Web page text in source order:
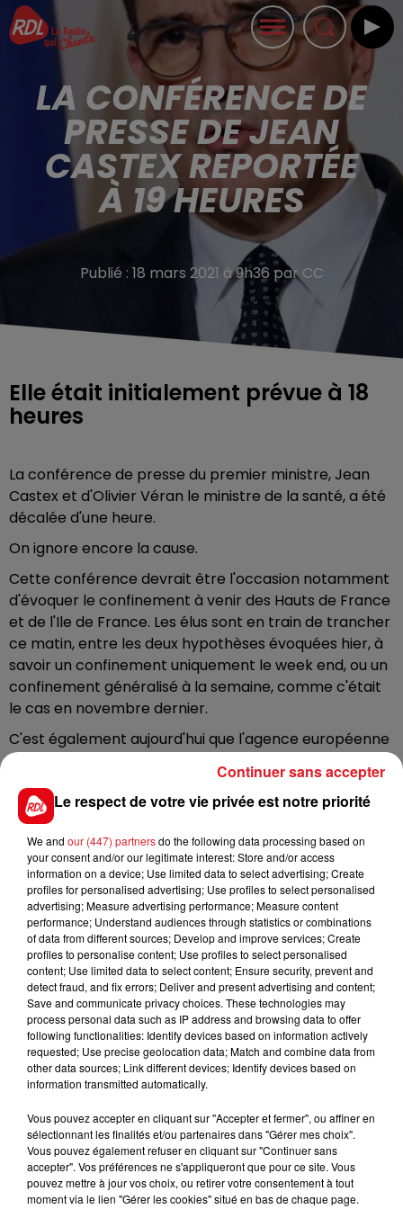
LA CONFÉRENCE DE
PRESSE DE JEAN
CASTEX REPORTÉE
À 19 HEURES
Publié : 18 mars 2021 à 9h36 par CC
Elle était initialement prévue à 18
heures
La conférence de presse du premier ministre, Jean
Castex et d'Olivier Véran le ministre de la santé, a été
décalée d'une heure.
On ignore encore la cause.
Cette conférence devrait être l'occasion notamment
d'évoquer le confinement à venir des Hauts de France
et de l'Ile de France. Les élus sont en train de trancher
ce matin, entre les deux hypothèses évoquées hier, à
savoir un confinement uniquement le week end, ou un
confinement généralisé à la semaine, comme c'était
le cas en novembre dernier.
C'est également aujourd'hui que l'agence européenne
du médicament doit rendre son avis sur le vaccin
FIL D'ACTUS
15 juillet 2026
BÉTHUNE: ENQUÊTE POUR HOMICIDE
VOLONTAIRE EN COURS, APRÈS LA...
à des prostituées
Le respect de votre vie privée est notre priorité
We and our (447) partnersdo the following data processing based on
your consent and/or our legitimate interest: Store and/or access
information on a device; Use limited data to select advertising; Create
profiles for personalised advertising; Use profiles to select personalised
advertising; Measure advertising performance; Measure content
performance; Understand audiences through statistics or combinations
of data from different sources; Develop and improve services; Create
profiles to personalise content; Use profiles to select personalised
content; Use limited data to select content; Ensure security, prevent and
detect fraud, and fix errors; Deliver and present advertising and content;
Save and communicate privacy choices. These technologies may
process personal data such as IP address and browsing data to offer
following functionalities: Identify devices based on information actively
requested; Use precise geolocation data; Match and combine data from
other data sources; Link different devices; Identify devices based on
information transmitted automatically.
Vous pouvez accepter en cliquant sur "Accepter et fermer", ou affiner en
sélectionnant les finalités et/ou partenaires dans "Gérer mes choix".
Vous pouvez également refuser en cliquant sur "Continuer sans
accepter". Vos préférences ne s'appliqueront que pour ce site. Vous
pouvez mettre à jour vos choix, ou retirer votre consentement à tout
moment via le lien "Gérer les cookies" situé en bas de chaque page.
Continuer sans accepter